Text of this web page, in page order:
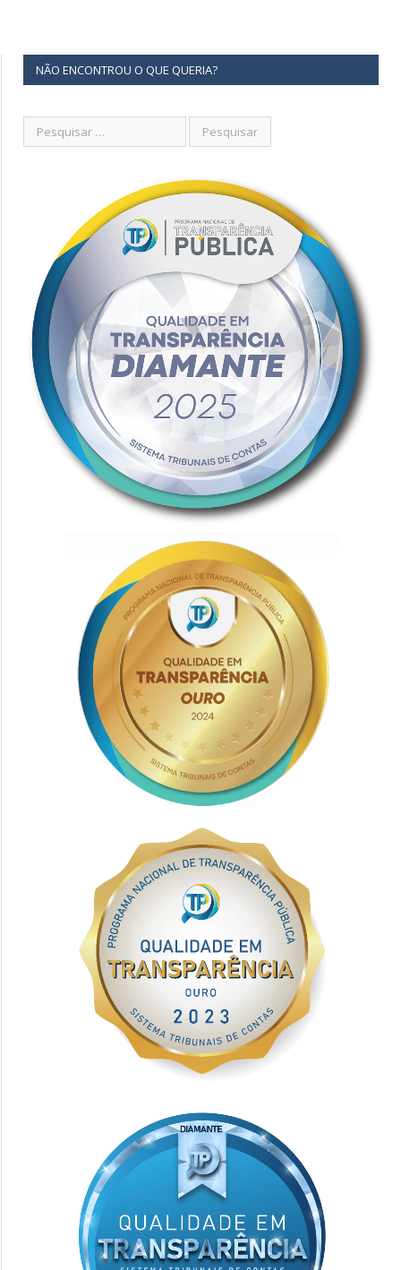
NÃO ENCONTROU O QUE QUERIA?